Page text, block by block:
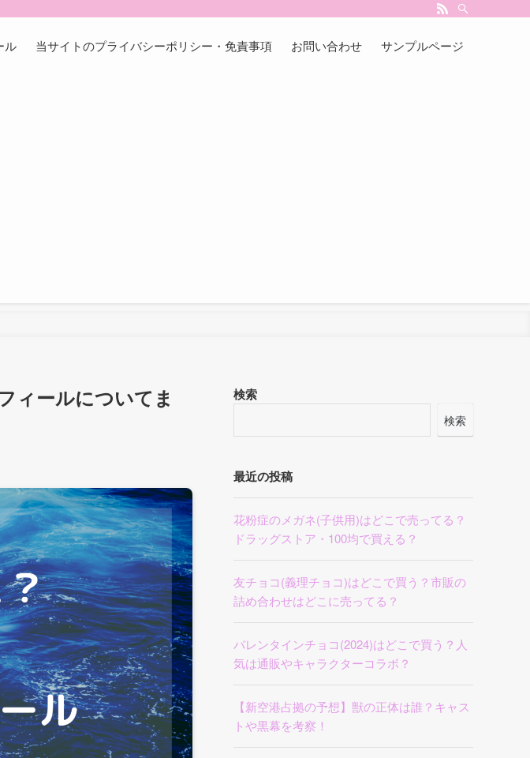
ル 当サイトのプライバシーポリシー・免責事項 お問い合わせ サンプルページ
ィールについてま
検索
検索
最近の投稿
花粉症のメガネ(子供用)はどこで売ってる？
ドラッグストア・100均で買える？
友チョコ(義理チョコ)はどこで買う？市販の
詰め合わせはどこに売ってる？
バレンタインチョコ(2024)はどこで買う？人
気は通販やキャラクターコラボ？
【新空港占拠の予想】獣の正体は誰？キャス
トや黒幕を考察！